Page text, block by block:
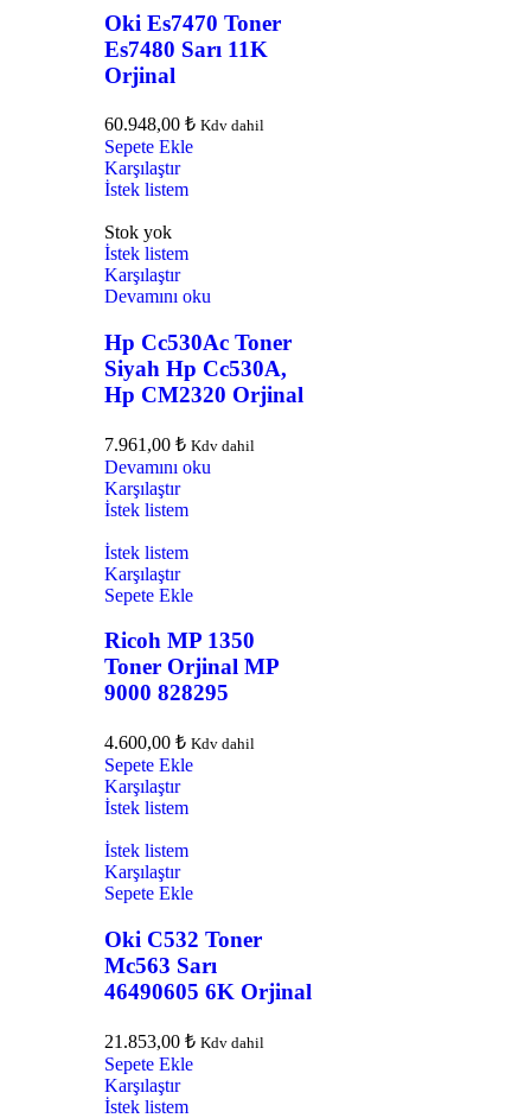
Oki Es7470 Toner
Es7480 Sarı 11K
Orjinal
60.948,00 ₺ Kdv dahil
Sepete Ekle
Karşılaştır
İstek listem
Stok yok
İstek listem
Karşılaştır
Devamını oku
Hp Cc530Ac Toner
Siyah Hp Cc530A,
Hp CM2320 Orjinal
7.961,00 ₺ Kdv dahil
Devamını oku
Karşılaştır
İstek listem
İstek listem
Karşılaştır
Sepete Ekle
Ricoh MP 1350
Toner Orjinal MP
9000 828295
4.600,00 ₺ Kdv dahil
Sepete Ekle
Karşılaştır
İstek listem
İstek listem
Karşılaştır
Sepete Ekle
Oki C532 Toner
Mc563 Sarı
46490605 6K Orjinal
21.853,00 ₺ Kdv dahil
Sepete Ekle
Karşılaştır
İstek listem